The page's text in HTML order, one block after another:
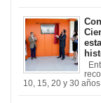
10, 15, 20 y 30 años